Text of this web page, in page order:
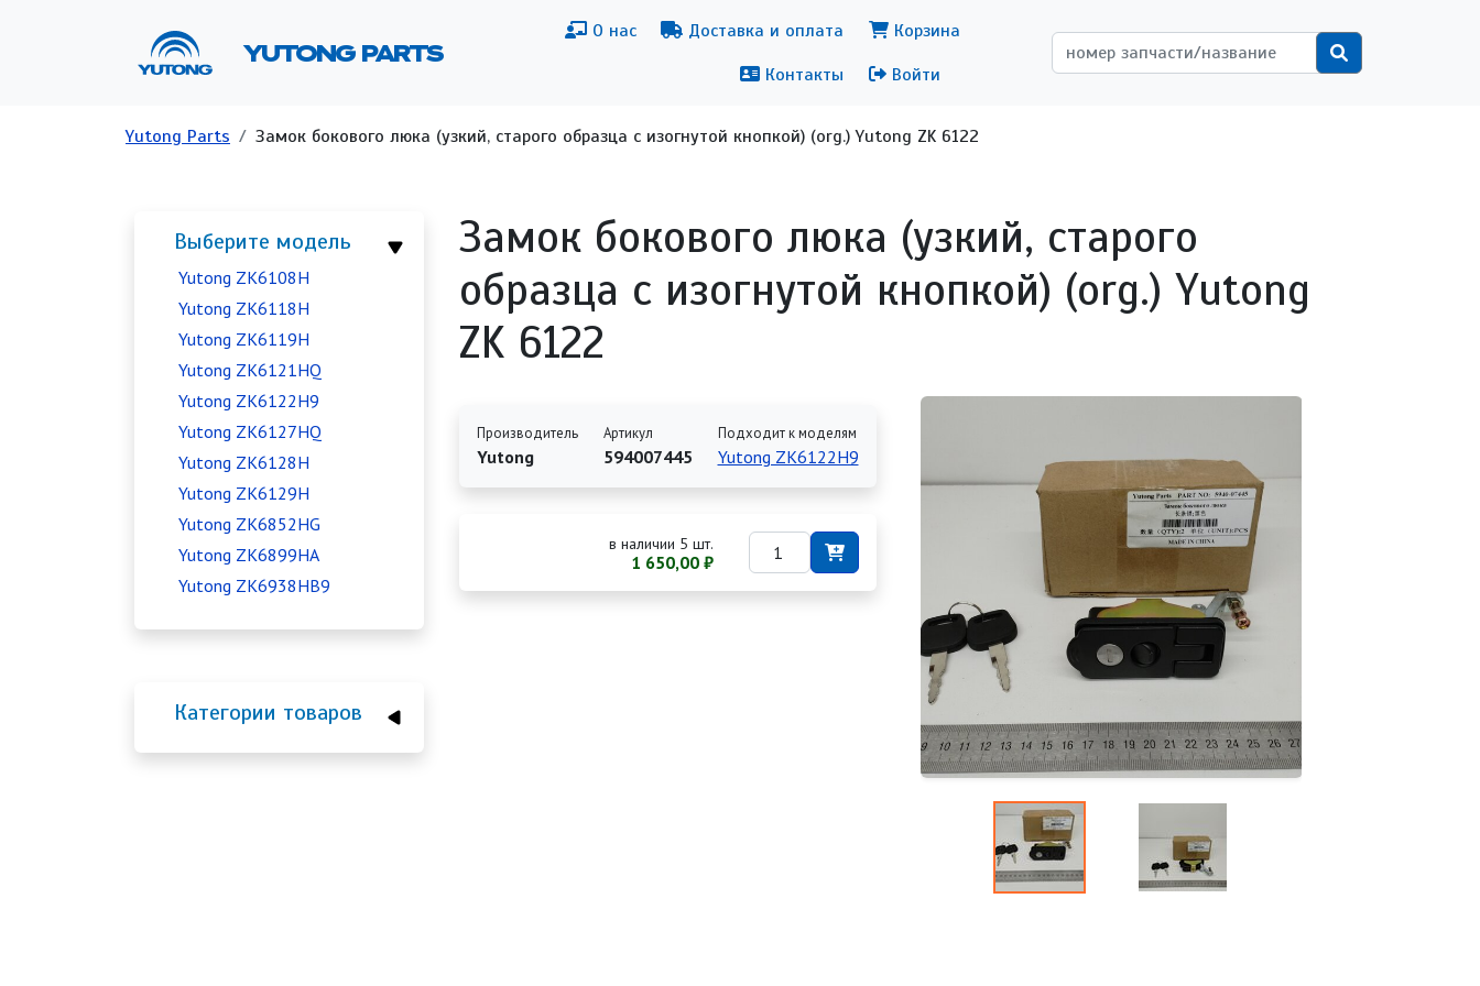
YUTONG PARTS
Основная навигация
О нас
Доставка и оплата
Контакты
Меню учётной записи пользователя
Корзина
Войти
Поиск
Строка навигации
Yutong Parts Замок бокового люка (узкий, старого образца с изогнутой кнопкой) (org.) Yutong ZK 6122
Выберите модель
Yutong ZK6108H
Yutong ZK6118H
Yutong ZK6119H
Yutong ZK6121HQ
Yutong ZK6122H9
Yutong ZK6127HQ
Yutong ZK6128H
Yutong ZK6129H
Yutong ZK6852HG
Yutong ZK6899HA
Yutong ZK6938HB9
Категории товаров
Замок бокового люка (узкий, старого
образца с изогнутой кнопкой) (org.) Yutong
ZK 6122
Производитель
Yutong
Артикул
594007445
Подходит к моделям
Yutong ZK6122H9
в наличии 5 шт.
1 650,00 ₽